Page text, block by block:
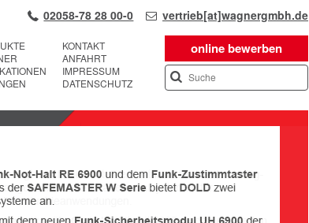
02058-78 28 00-0 vertrieb[at]wagnergmbh.de
online bewerben
KONTAKT
ANFAHRT
IMPRESSUM
DATENSCHUTZ